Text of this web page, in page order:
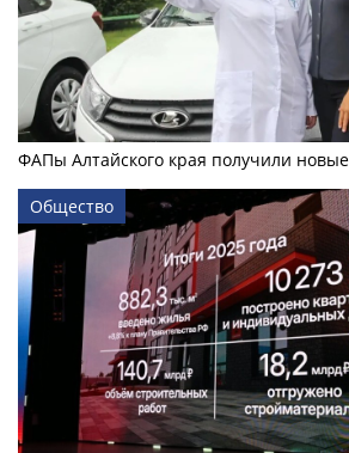
ФАПы Алтайского края получили
Общество